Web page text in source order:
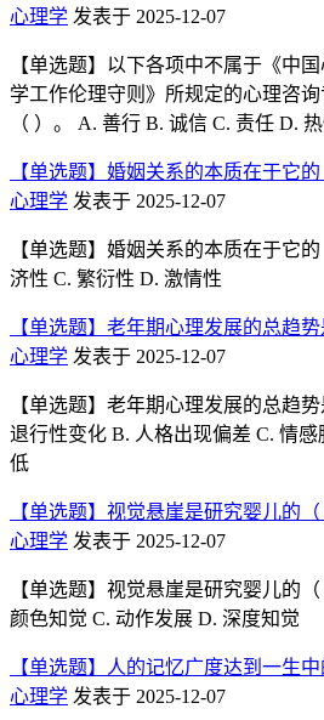
心理学 发表于 2025-12-07
【单选题】以下各项中不属于《中
学工作伦理守则》所规定的心理咨
（ ）。 A. 善行 B. 诚信 C. 责任 D.
【单选题】婚姻关系的本质在于它的
心理学 发表于 2025-12-07
【单选题】婚姻关系的本质在于它
济性 C. 繁衍性 D. 激情性
【单选题】老年期心理发展的总趋势
心理学 发表于 2025-12-07
【单选题】老年期心理发展的总趋
退行性变化 B. 人格出现偏差 C. 情
低
【单选题】视觉悬崖是研究婴儿的（
心理学 发表于 2025-12-07
【单选题】视觉悬崖是研究婴儿的
颜色知觉 C. 动作发展 D. 深度知觉
【单选题】人的记忆广度达到一生中
心理学 发表于 2025-12-07